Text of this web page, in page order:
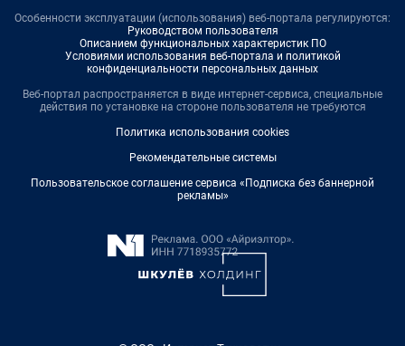
Особенности эксплуатации (использования) веб-портала регулируются:
Руководством пользователя
Описанием функциональных характеристик ПО
Условиями использования веб-портала и политикой
конфиденциальности персональных данных
Веб-портал распространяется в виде интернет-сервиса, специальные
действия по установке на стороне пользователя не требуются
Политика использования cookies
Рекомендательные системы
Пользовательское соглашение сервиса «Подписка без баннерной
рекламы»